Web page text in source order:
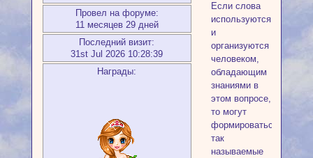
Провел на форуме:
11 месяцев 29 дней
Последний визит:
31st Jul 2026 10:28:39
Награды:
Если слова
используются
и
организуются
человеком,
обладающим
знаниями в
этом вопросе,
то могут
формироваться
так
называемые